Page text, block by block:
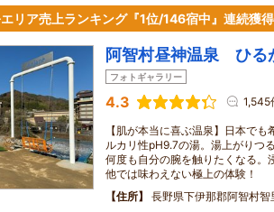
リア売上ランキング『1位/146宿中』連続獲
阿智村昼神温泉 ひる
フォトギャラリー
4.3 1,545
【肌が本当に喜ぶ温泉】日本で
ルカリ性pH9.7の湯。湯上がりつ
何度も自分の腕を触りたくなる。
他では味わえない極上の体験！
住所
長野県下伊那郡阿智村